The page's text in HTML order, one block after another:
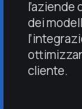
dei
cliente.